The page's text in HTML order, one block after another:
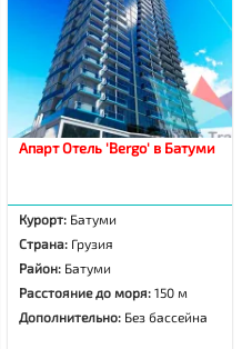
Апарт Отель 'Bergo' в Батуми
Курорт: Батуми
Страна: Грузия
Район: Батуми
Расстояние до моря:150 м
Дополнительно: Без бассейна